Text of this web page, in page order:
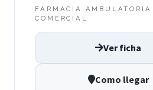
FARMACIA AMBULATORIA
COMERCIAL
Ver ficha
Como llegar